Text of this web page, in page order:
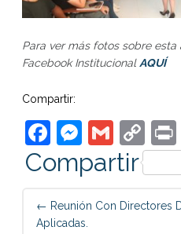
Para ver más fotos sobre
Facebook Institucional AQUÍ
Compartir:
Facebook
Gmail
Compartir
Post
navigation
← Reunión Con Directores
Aplicadas.